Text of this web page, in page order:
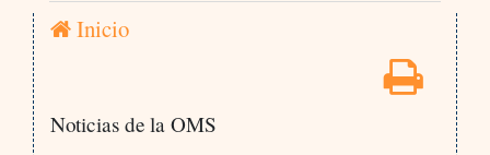
Inicio
Noticias de la OMS